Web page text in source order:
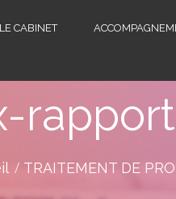
LE CABINET
TRAITEMENT DE